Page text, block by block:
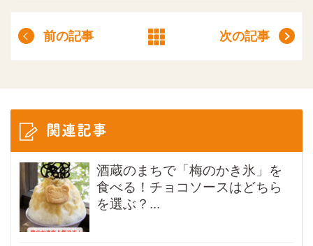
前の記事 次の記事
関連記事
酒蔵のまちで「梅のかき氷」を
食べる！チョコソースはどちら
を選ぶ？...